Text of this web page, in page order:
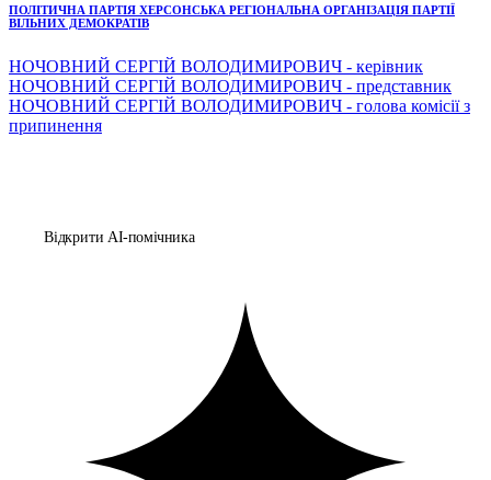
ПОЛІТИЧНА ПАРТІЯ ХЕРСОНСЬКА РЕГІОНАЛЬНА ОРГАНІЗАЦІЯ ПАРТІЇ
ВІЛЬНИХ ДЕМОКРАТІВ
НОЧОВНИЙ СЕРГІЙ ВОЛОДИМИРОВИЧ - керівник
НОЧОВНИЙ СЕРГІЙ ВОЛОДИМИРОВИЧ - представник
НОЧОВНИЙ СЕРГІЙ ВОЛОДИМИРОВИЧ - голова комісії з
припинення
Відкрити AI-помічника